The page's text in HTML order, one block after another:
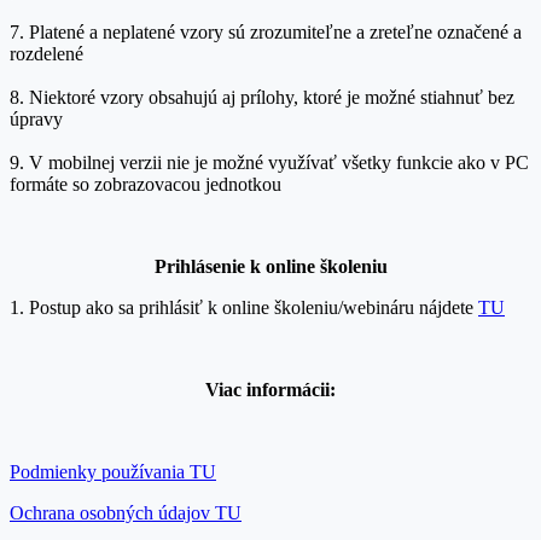
7. Platené a neplatené vzory sú zrozumiteľne a zreteľne označené a
rozdelené
8. Niektoré vzory obsahujú aj prílohy, ktoré je možné stiahnuť bez
úpravy
9. V mobilnej verzii nie je možné využívať všetky funkcie ako v PC
formáte so zobrazovacou jednotkou
Prihlásenie k online školeniu
1. Postup ako sa prihlásiť k online školeniu/webináru nájdete TU
Viac informácii:
Podmienky používania TU
Ochrana osobných údajov TU